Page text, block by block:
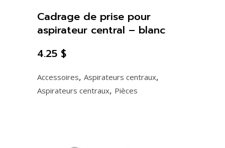
Accessoires, Aspirateurs centraux,
Aspirateurs centraux, Pièces
Cadrage de prise pour
aspirateur central – blanc
4.25 $